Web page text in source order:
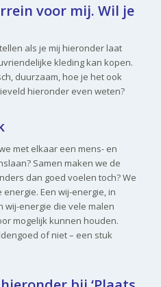
voor mij. Wil je
als je mij hieronder laat
kleding kan kopen.
duurzaam, hoe je het ook
hieronder even weten?
met elkaar een mens- en
Samen maken we de
dan goed voelen toch? We
Een wij-energie, in
wij-energie die vele malen
mogelijk kunnen houden.
of niet – een stuk